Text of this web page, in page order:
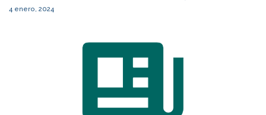
4 enero, 2024